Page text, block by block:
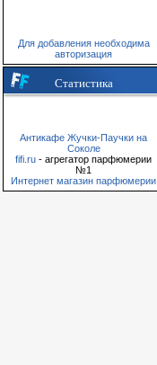
Для добавления необходима
авторизация
Статистика
Антикафе Жучки-Паучки на
Соколе
fifi.ru - агрегатор парфюмерии
№1
Интернет магазин парфюмерии